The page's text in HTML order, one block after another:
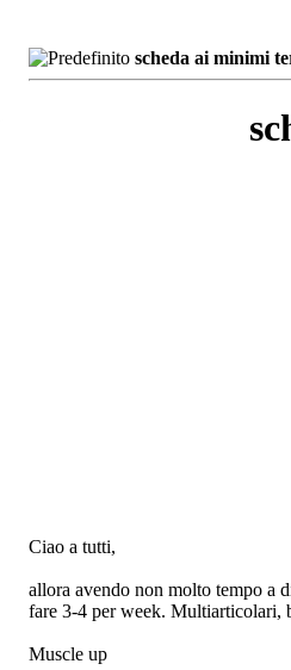
scheda ai minimi
Ciao a tutti,
allora avendo non molto tempo a
fare 3-4 per week. Multiarticolari,
Muscle up